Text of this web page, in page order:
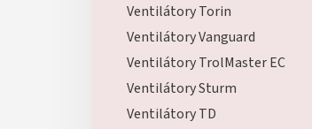
Ventilátory Torin
Ventilátory Vanguard
Ventilátory TrolMaster EC
Ventilátory Sturm
Ventilátory TD